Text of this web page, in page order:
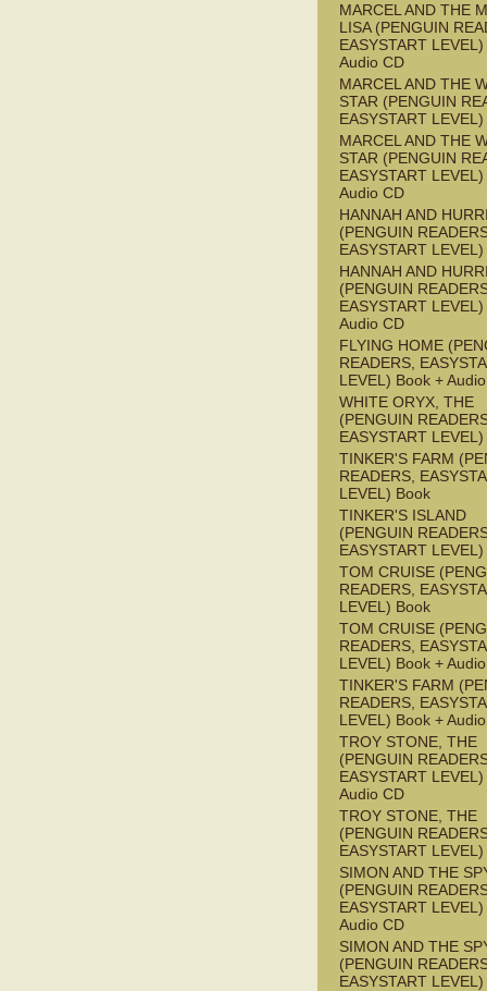
MARCEL AND THE
LISA (PENGUIN
EASYSTART
Audio CD
MARCEL AND THE
STAR (PENGUIN
EASYSTART
MARCEL AND THE
STAR (PENGUIN
EASYSTART
Audio CD
HANNAH AND
(PENGUIN
EASYSTART
HANNAH AND
(PENGUIN
EASYSTART
Audio CD
FLYING HOME
READERS,
LEVEL) Book +
WHITE ORYX, THE
(PENGUIN
EASYSTART
TINKER'S FARM
READERS,
LEVEL) Book
TINKER'S ISLAND
(PENGUIN
EASYSTART
TOM CRUISE
READERS,
LEVEL) Book
TOM CRUISE
READERS,
LEVEL) Book +
TINKER'S FARM
READERS,
LEVEL) Book +
TROY STONE, THE
(PENGUIN
EASYSTART
Audio CD
TROY STONE, THE
(PENGUIN
EASYSTART
SIMON AND THE
(PENGUIN
EASYSTART
Audio CD
SIMON AND THE
(PENGUIN
EASYSTART